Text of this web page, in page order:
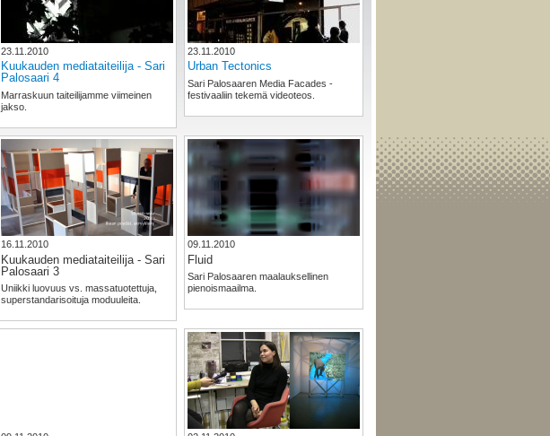
23.11.2010
Kuukauden mediataiteilija - Sari
Palosaari 4
Marraskuun taiteilijamme viimeinen
jakso.
23.11.2010
Urban Tectonics
Sari Palosaaren Media Facades -
festivaaliin tekemä videoteos.
16.11.2010
Kuukauden mediataiteilija - Sari
Palosaari 3
Uniikki luovuus vs. massatuotettuja,
superstandarisoituja moduuleita.
09.11.2010
Fluid
Sari Palosaaren maalauksellinen
pienoismaailma.